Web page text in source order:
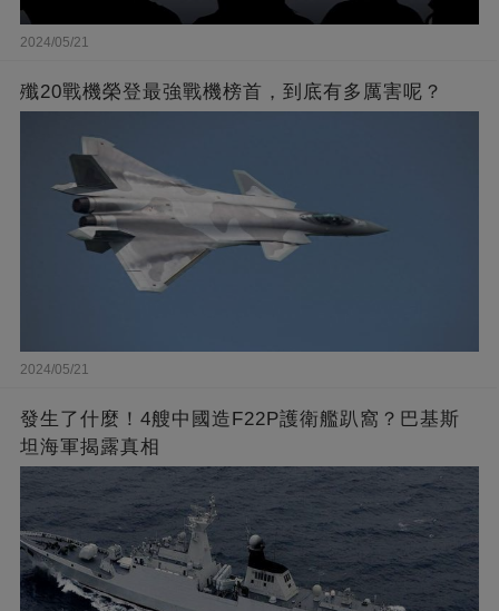
2024/05/21
殲20戰機榮登最強戰機榜首，到底有多厲害呢？
2024/05/21
發生了什麼！4艘中國造F22P護衛艦趴窩？巴基斯
坦海軍揭露真相